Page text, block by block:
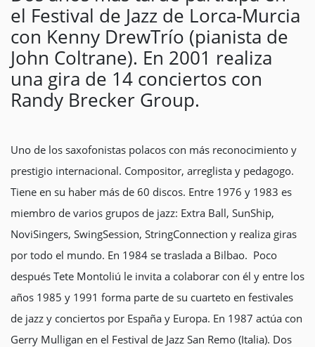
el Festival de Jazz de Lorca-Murcia
con Kenny DrewTrío (pianista de
John Coltrane). En 2001 realiza
una gira de 14 conciertos con
Randy Brecker Group.
Uno de los saxofonistas polacos con más reconocimiento y
prestigio internacional. Compositor, arreglista y pedagogo.
Tiene en su haber más de 60 discos. Entre 1976 y 1983 es
miembro de varios grupos de jazz: Extra Ball, SunShip,
NoviSingers, SwingSession, StringConnection y realiza giras
por todo el mundo. En 1984 se traslada a Bilbao. Poco
después Tete Montoliú le invita a colaborar con él y entre los
años 1985 y 1991 forma parte de su cuarteto en festivales
de jazz y conciertos por España y Europa. En 1987 actúa con
Gerry Mulligan en el Festival de Jazz San Remo (Italia). Dos